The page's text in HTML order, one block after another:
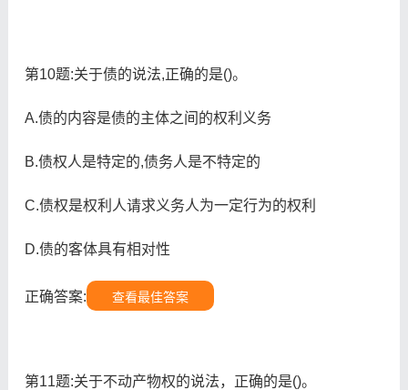
第10题:关于债的说法,正确的是()。
A.债的内容是债的主体之间的权利义务
B.债权人是特定的,债务人是不特定的
C.债权是权利人请求义务人为一定行为的权利
D.债的客体具有相对性
正确答案: 查看最佳答案
第11题:关于不动产物权的说法，正确的是()。